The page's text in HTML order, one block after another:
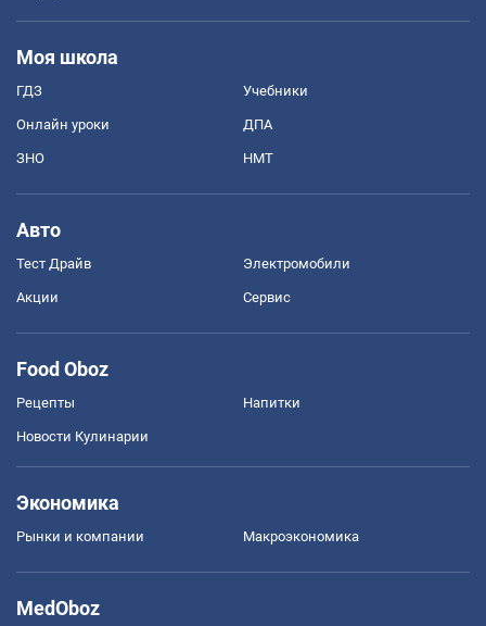
Моя школа
ГДЗ Учебники
Онлайн уроки ДПА
ЗНО НМТ
Авто
Тест Драйв Электромобили
Акции Сервис
Food Oboz
Рецепты Напитки
Новости Кулинарии
Экономика
Рынки и компании Mакроэкономика
MedOboz